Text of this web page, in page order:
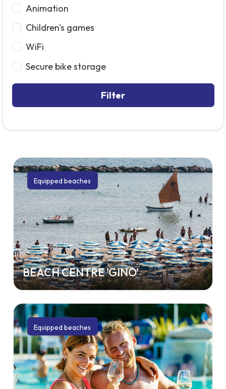
Animation
Children's games
WiFi
Secure bike storage
Filter
BEACH CENTRE 'GINO'
Equipped beaches
Equipped beaches